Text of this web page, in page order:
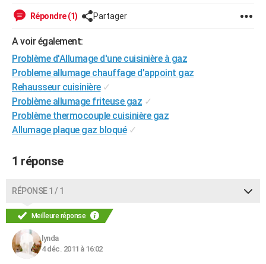
Guides de France
Escapades
Patrimoine
Expositions
Musées
Week-end nature
LIFESTYLE
SANTE
Alimentation
Guide de la santé
Maladies
Médicaments
Sommeil
VOYAGE
Destinations
City break
Voyage nature
Voyage de noces
Forum
Climat
+PHOTO
GUIDES D'ACHAT
BONS PLANS
CARTE DE VOEUX
COPAINS D'AVANT
S'inscrire
Se connecter
Lycées
Collèges
Primaires
Universités
Entreprises
Service militaire
Avis de recherche
AVIS DE DÉCÈS
Répondre (1) Partager
A voir également:
Problème d'Allumage d'une cuisinière à gaz
Probleme allumage chauffage d'appoint gaz
Rehausseur cuisinière ✓
Problème allumage friteuse gaz ✓
Problème thermocouple cuisinière gaz
Allumage plaque gaz bloqué ✓
1 réponse
RÉPONSE 1 / 1
Meilleure réponse
lynda
4 déc. 2011 à 16:02